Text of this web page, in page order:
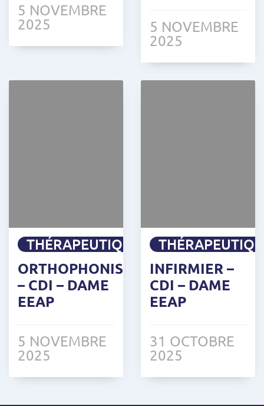
5 NOVEMBRE
2025
5 NOVEMBRE
2025
THÉRAPEUTIQUE
ORTHOPHONISTE
– CDI – DAME
EEAP
5 NOVEMBRE
2025
INFIRMIER –
CDI – DAME
EEAP
31 OCTOBRE
2025